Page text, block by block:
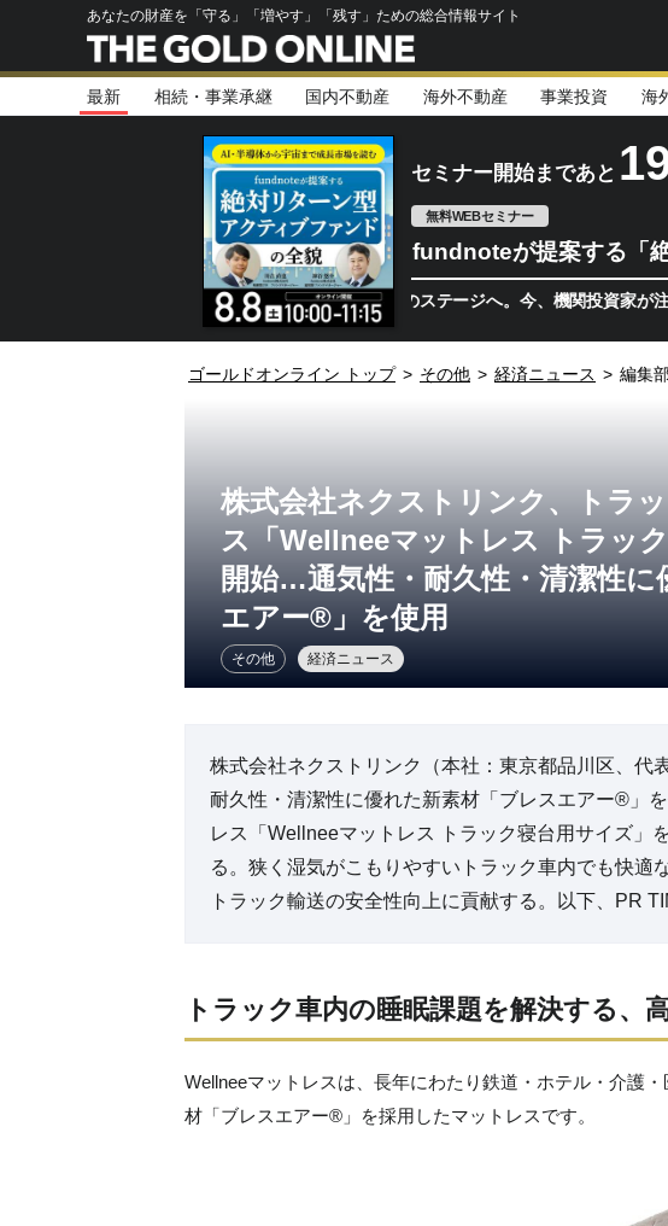
あなたの財産を「守る」「増やす」「残す」ための総合情報サイト
最新 相続・事業承継 国内不動産 海外不動産 事業投資 海
セミナー開始まであと
無料WEBセミナー
fundnoteが提案する「
半導体相場は次のステージへ。今、機関投資家が注視する
ゴールドオンライン トップ > その他 > 経済ニュース > 編集
株式会社ネクストリンク、トラ
ス「Wellneeマットレス トラッ
開始…通気性・耐久性・清潔性に
エアー®」を使用
その他 経済ニュース
株式会社ネクストリンク（本社：東京都品川区、代
耐久性・清潔性に優れた新素材「ブレスエアー®」
レス「Wellneeマットレス トラック寝台用サイズ」
る。狭く湿気がこもりやすいトラック車内でも快適
トラック輸送の安全性向上に貢献する。以下、PR
トラック車内の睡眠課題を解決する、
Wellneeマットレスは、長年にわたり鉄道・ホテル・介護
材「ブレスエアー®」を採用したマットレスです。